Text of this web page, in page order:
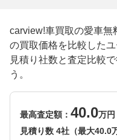
carview!車買取の愛車無
の買取価格を比較した
見積り社数と査定比較
う。
最高査定額： 40.0万円
見積り数 4社（最大40.0